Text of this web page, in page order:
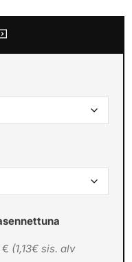
€ (1,13€ sis. alv